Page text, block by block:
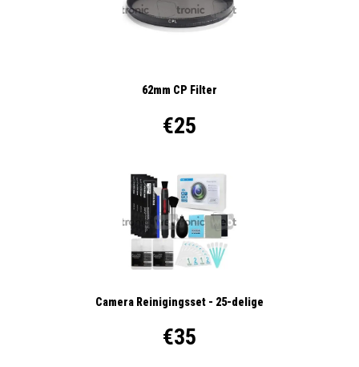
62mm CP Filter
€25
Camera Reinigingsset - 25-delige
€35